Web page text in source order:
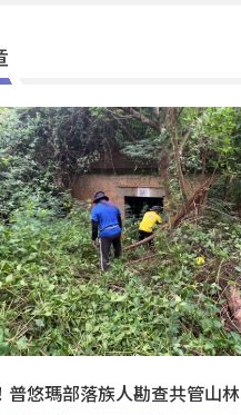
普悠瑪部落族人勘查共管山林